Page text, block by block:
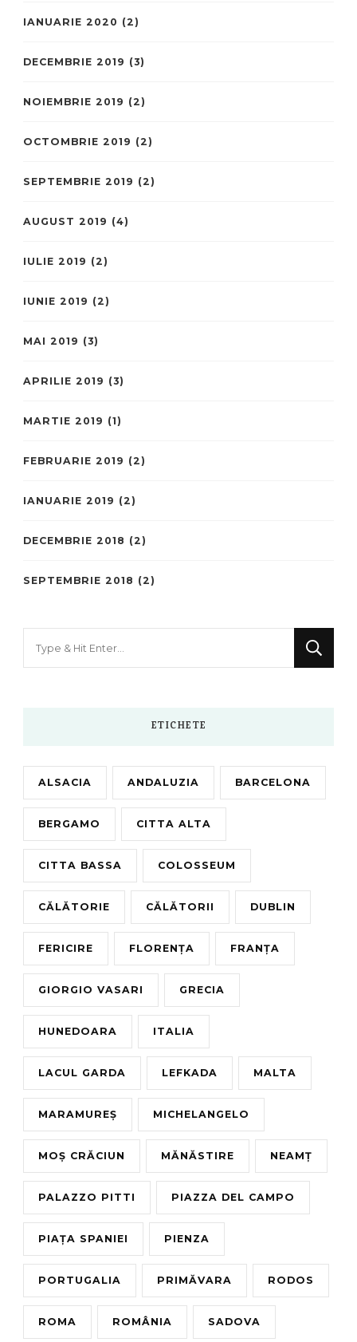
IANUARIE 2020 (2)
DECEMBRIE 2019 (3)
NOIEMBRIE 2019 (2)
OCTOMBRIE 2019 (2)
SEPTEMBRIE 2019 (2)
AUGUST 2019 (4)
IULIE 2019 (2)
IUNIE 2019 (2)
MAI 2019 (3)
APRILIE 2019 (3)
MARTIE 2019 (1)
FEBRUARIE 2019 (2)
IANUARIE 2019 (2)
DECEMBRIE 2018 (2)
SEPTEMBRIE 2018 (2)
ETICHETE
ALSACIA ANDALUZIA BARCELONA
BERGAMO CITTA ALTA
CITTA BASSA COLOSSEUM
CĂLĂTORIE CĂLĂTORII DUBLIN
FERICIRE FLORENȚA FRANȚA
GIORGIO VASARI GRECIA
HUNEDOARA ITALIA
LACUL GARDA LEFKADA MALTA
MARAMUREȘ MICHELANGELO
MOȘ CRĂCIUN MĂNĂSTIRE NEAMȚ
PALAZZO PITTI PIAZZA DEL CAMPO
PIAȚA SPANIEI PIENZA
PORTUGALIA PRIMĂVARA RODOS
ROMA ROMÂNIA SADOVA